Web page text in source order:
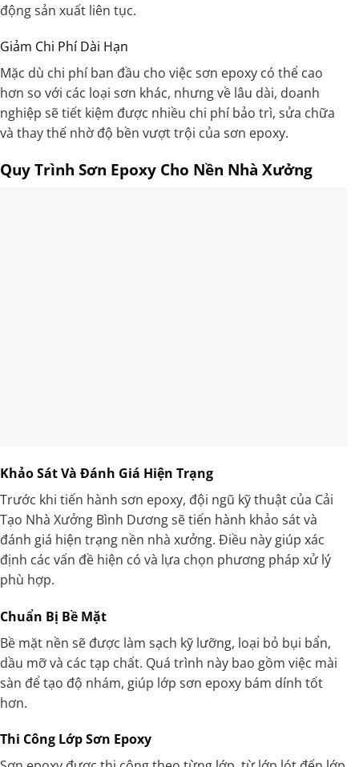
động sản xuất liên tục.
Giảm Chi Phí Dài Hạn
Mặc dù chi phí ban đầu cho việc sơn epoxy có thể cao
hơn so với các loại sơn khác, nhưng về lâu dài, doanh
nghiệp sẽ tiết kiệm được nhiều chi phí bảo trì, sửa chữa
và thay thế nhờ độ bền vượt trội của sơn epoxy.
Quy Trình Sơn Epoxy Cho Nền Nhà Xưởng
Khảo Sát Và Đánh Giá Hiện Trạng
Trước khi tiến hành sơn epoxy, đội ngũ kỹ thuật của Cải
Tạo Nhà Xưởng Bình Dương sẽ tiến hành khảo sát và
đánh giá hiện trạng nền nhà xưởng. Điều này giúp xác
định các vấn đề hiện có và lựa chọn phương pháp xử lý
phù hợp.
Chuẩn Bị Bề Mặt
Bề mặt nền sẽ được làm sạch kỹ lưỡng, loại bỏ bụi bẩn,
dầu mỡ và các tạp chất. Quá trình này bao gồm việc mài
sàn để tạo độ nhám, giúp lớp sơn epoxy bám dính tốt
hơn.
Thi Công Lớp Sơn Epoxy